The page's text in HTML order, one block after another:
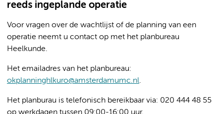
reeds ingeplande operatie
Voor vragen over de wachtlijst of de planning van een
operatie neemt u contact op met het planbureau
Heelkunde.
Het emailadres van het planbureau:
okplanninghlkuro@amsterdamumc.nl.
Het planburau is telefonisch bereikbaar via: 020 444 48 55